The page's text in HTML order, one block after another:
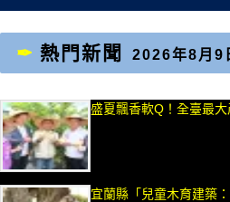
熱門新聞 2026年8月9
盛夏飄香軟Q！全臺最
宜蘭縣「兒童木育建築